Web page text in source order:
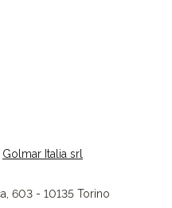
Golmar Italia srl
603 - 10135 Torino